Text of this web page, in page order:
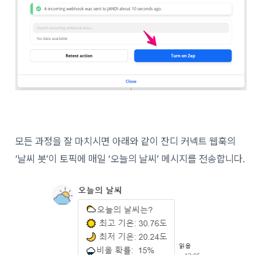
모든 과정을 잘 마치시면 아래와 같이 잔디 커넥트 웹훅의
‘날씨 봇’이 토픽에 매일 ‘오늘의 날씨’ 메시지를 전송합니다.